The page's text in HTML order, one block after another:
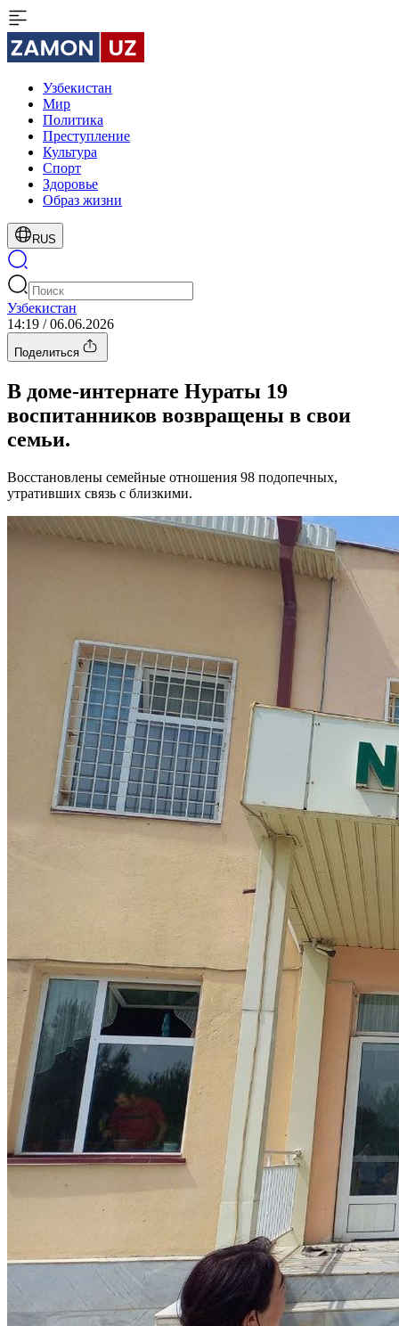
Узбекистан
Мир
Политика
Преступление
Культура
Спорт
Здоровье
Образ жизни
RUS
Узбекистан
14:19 / 06.06.2026
Поделиться
В доме-интернате Нураты 19
воспитанников возвращены в свои
семьи.
Восстановлены семейные отношения 98 подопечных,
утративших связь с близкими.